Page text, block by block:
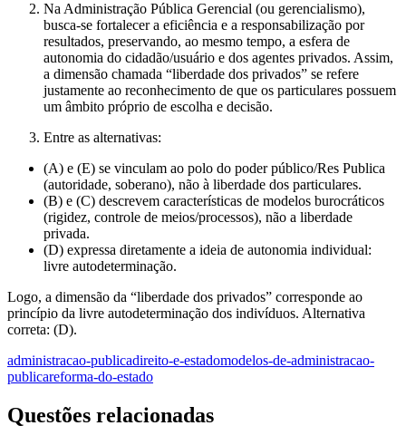
Na Administração Pública Gerencial (ou gerencialismo),
busca-se fortalecer a eficiência e a responsabilização por
resultados, preservando, ao mesmo tempo, a esfera de
autonomia do cidadão/usuário e dos agentes privados. Assim,
a dimensão chamada “liberdade dos privados” se refere
justamente ao reconhecimento de que os particulares possuem
um âmbito próprio de escolha e decisão.
Entre as alternativas:
(A) e (E) se vinculam ao polo do poder público/Res Publica
(autoridade, soberano), não à liberdade dos particulares.
(B) e (C) descrevem características de modelos burocráticos
(rigidez, controle de meios/processos), não a liberdade
privada.
(D) expressa diretamente a ideia de autonomia individual:
livre autodeterminação.
Logo, a dimensão da “liberdade dos privados” corresponde ao
princípio da livre autodeterminação dos indivíduos. Alternativa
correta: (D).
administracao-publicadireito-e-estadomodelos-de-administracao-
publicareforma-do-estado
Questões relacionadas